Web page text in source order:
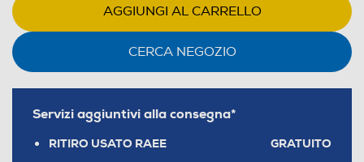
AGGIUNGI AL CARRELLO
CERCA NEGOZIO
Servizi aggiuntivi alla consegna*
RITIRO USATO RAEE GRATUITO